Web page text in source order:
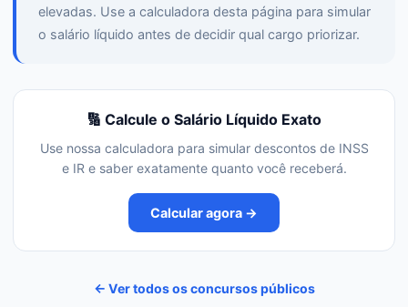
elevadas. Use a calculadora desta página para simular
o salário líquido antes de decidir qual cargo priorizar.
🔢 Calcule o Salário Líquido Exato
Use nossa calculadora para simular descontos de INSS
e IR e saber exatamente quanto você receberá.
Calcular agora →
← Ver todos os concursos públicos